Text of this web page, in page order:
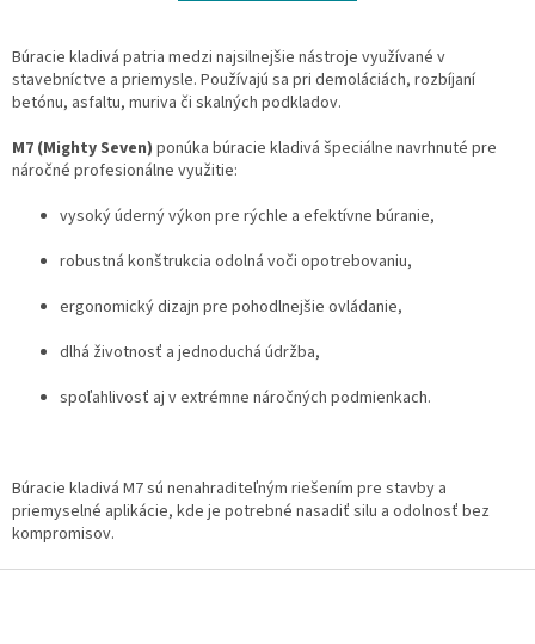
Búracie kladivá patria medzi najsilnejšie nástroje využívané v
stavebníctve a priemysle. Používajú sa pri demoláciách, rozbíjaní
betónu, asfaltu, muriva či skalných podkladov.
M7 (Mighty Seven) ponúka búracie kladivá špeciálne navrhnuté pre
náročné profesionálne využitie:
vysoký úderný výkon pre rýchle a efektívne búranie,
robustná konštrukcia odolná voči opotrebovaniu,
ergonomický dizajn pre pohodlnejšie ovládanie,
dlhá životnosť a jednoduchá údržba,
spoľahlivosť aj v extrémne náročných podmienkach.
Búracie kladivá M7 sú nenahraditeľným riešením pre stavby a
priemyselné aplikácie, kde je potrebné nasadiť silu a odolnosť bez
kompromisov.